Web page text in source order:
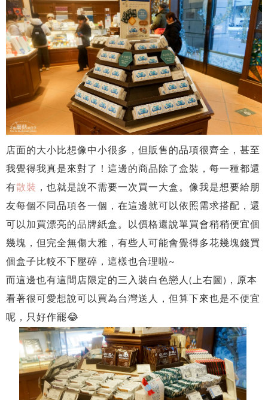
店面的大小比想像中小很多，但販售的品項很齊全，甚至
我覺得我真是來對了！這邊的商品除了盒裝，每一種都還
有散裝 ，也就是說不需要一次買一大盒。像我是想要給朋
友每個不同品項各一個，在這邊就可以依照需求搭配，還
可以加買漂亮的品牌紙盒。以價格還說單買會稍稍便宜個
幾塊，但完全無傷大雅，有些人可能會覺得多花幾塊錢買
個盒子比較不下壓碎，這樣也合理啦~
而這邊也有這間店限定的三入裝白色戀人(上右圖)，原本
看著很可愛想說可以買為台灣送人，但算下來也是不便宜
呢，只好作罷😂